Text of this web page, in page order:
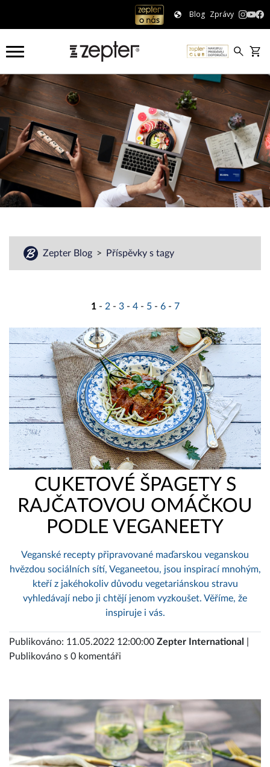
Blog Zprávy
Zepter Blog Příspěvky s tagy
1 - 2 - 3 - 4 - 5 - 6 - 7
CUKETOVÉ ŠPAGETY S
RAJČATOVOU OMÁČKOU
PODLE VEGANEETY
Veganské recepty připravované maďarskou veganskou
hvězdou sociálních sítí, Veganeetou, jsou inspirací mnohým,
kteří z jakéhokoliv důvodu vegetariánskou stravu
vyhledávají nebo ji chtějí jenom vyzkoušet. Věříme, že
inspiruje i vás.
Publikováno: 11.05.2022 12:00:00 Zepter International
Publikováno s 0 komentáři